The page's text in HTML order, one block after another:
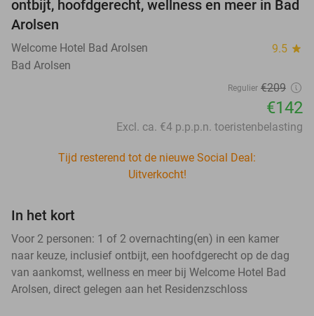
ontbijt, hoofdgerecht, wellness en meer in Bad
Arolsen
Welcome Hotel Bad Arolsen 9.5 star
Bad Arolsen
Regulier €209
€142
Excl. ca. €4 p.p.p.n. toeristenbelasting
Tijd resterend tot de nieuwe Social Deal:
Uitverkocht!
In het kort
Voor 2 personen: 1 of 2 overnachting(en) in een kamer
naar keuze, inclusief ontbijt, een hoofdgerecht op de dag
van aankomst, wellness en meer bij Welcome Hotel Bad
Arolsen, direct gelegen aan het Residenzschloss